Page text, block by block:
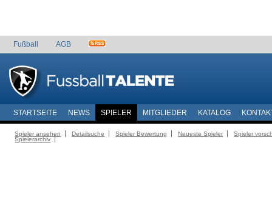
Fußball AGB
STARTSEITE NEWS SPIELER MITGLIEDER KATALOG
Spieler ansehen Detailsuche Spieler Bewertung Neueste Spieler
Spieler
Spielerarchiv